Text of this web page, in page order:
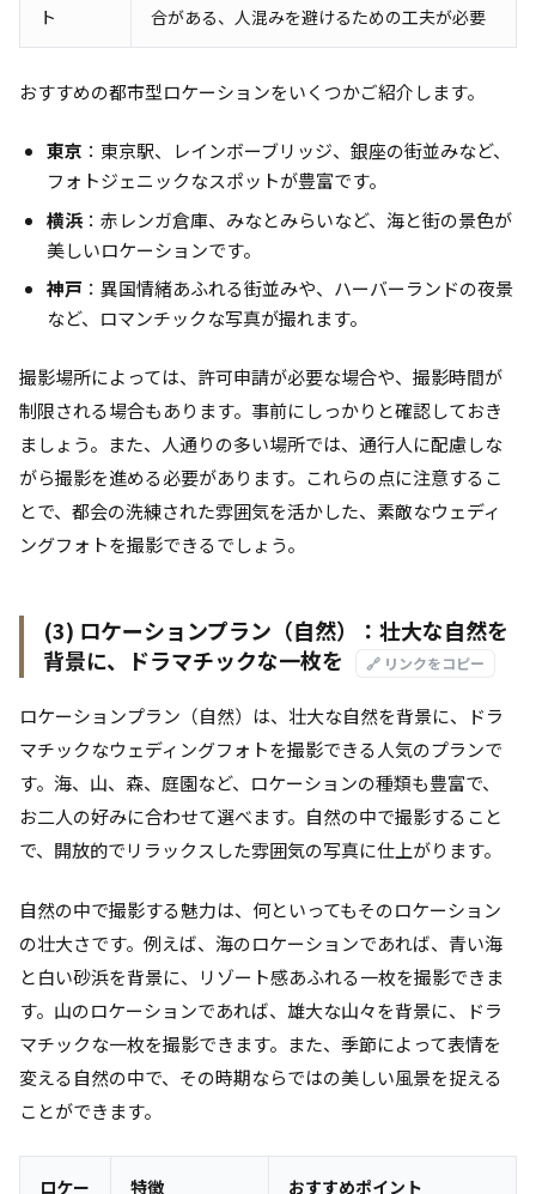
ト
合がある、人混みを避けるための工夫が必要
おすすめの都市型ロケーションをいくつかご紹介します。
東京 ：東京駅、レインボーブリッジ、銀座の街並みなど、
フォトジェニックなスポットが豊富です。
横浜：赤レンガ倉庫、みなとみらいなど、海と街の景色が
美しいロケーションです。
神戸：異国情緒あふれる街並みや、ハーバーランドの夜景
など、ロマンチックな写真が撮れます。
撮影場所によっては、許可申請が必要な場合や、撮影時間が
制限される場合もあります。事前にしっかりと確認しておき
ましょう。また、人通りの多い場所では、通行人に配慮しな
がら撮影を進める必要があります。これらの点に注意するこ
とで、都会の洗練された雰囲気を活かした、素敵なウェディ
ングフォトを撮影できるでしょう。
(3) ロケーションプラン（自然）：壮大な自然を
背景に、ドラマチックな一枚を
🔗 リンクをコピー
ロケーションプラン（自然）は、壮大な自然を背景に、ドラ
マチックなウェディングフォトを撮影できる人気のプランで
す。海、山、森、庭園など、ロケーションの種類も豊富で、
お二人の好みに合わせて選べます。自然の中で撮影すること
で、開放的でリラックスした雰囲気の写真に仕上がります。
自然の中で撮影する魅力は、何といってもそのロケーション
の壮大さです。例えば、海のロケーションであれば、青い海
と白い砂浜を背景に、リゾート感あふれる一枚を撮影できま
す。山のロケーションであれば、雄大な山々を背景に、ドラ
マチックな一枚を撮影できます。また、季節によって表情を
変える自然の中で、その時期ならではの美しい風景を捉える
ことができます。
ロケー 特徴 おすすめポイント